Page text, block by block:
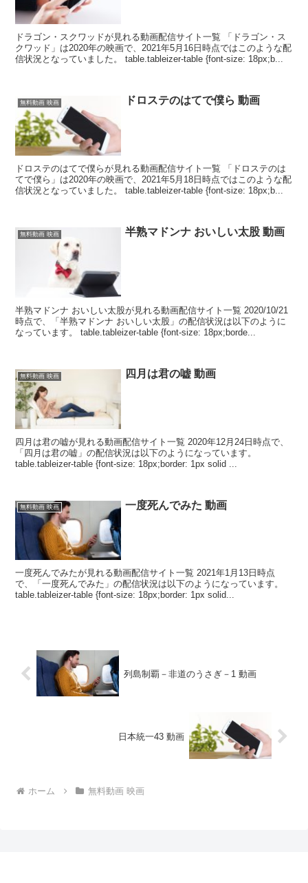
ドラゴン・スクワッドが見れる動画配信サイト一覧 「ドラゴン・ス
クワッド」は2020年の映画で、2021年5月16日時点ではこのような配
信状況となっていました。 table.tableizer-table {font-size: 18px;b...
無料動画 映画 ドロステのはてで僕ら 動画
ドロステのはてで僕らが見れる動画配信サイト一覧 「ドロステのは
てで僕ら」は2020年の映画で、2021年5月18日時点ではこのような配
信状況となっていました。 table.tableizer-table {font-size: 18px;b...
無料動画 映画 半熟マドンナ おいしい太股 動画
半熟マドンナ おいしい太股が見れる動画配信サイト一覧 2020/10/21
時点で、「半熟マドンナ おいしい太股」の配信状況は以下のように
なっています。 table.tableizer-table {font-size: 18px;borde...
無料動画 映画 四月は君の嘘 動画
四月は君の嘘が見れる動画配信サイト一覧 2020年12月24日時点で、
「四月は君の嘘」の配信状況は以下のようになっています。
table.tableizer-table {font-size: 18px;border: 1px solid ...
無料動画 映画 一度死んでみた 動画
一度死んでみたが見れる動画配信サイト一覧 2021年1月13日時点
で、「一度死んでみた」の配信状況は以下のようになっています。
table.tableizer-table {font-size: 18px;border: 1px solid...
列島制覇－非道のうさぎ－1 動画
日本統一43 動画
ホーム 無料動画 映画